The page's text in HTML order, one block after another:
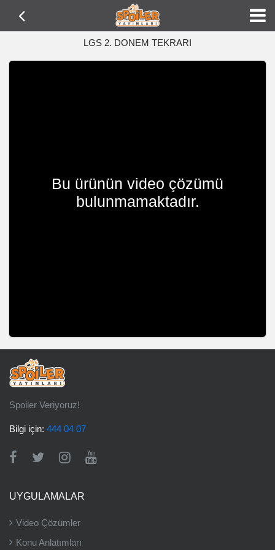
LGS 2. DONEM TEKRARI
Bu ürünün video çözümü
bulunmamaktadır.
Spoiler Veriyoruz!
Bilgi için: 444 04 07
UYGULAMALAR
Video Çözümler
Konu Anlatımları